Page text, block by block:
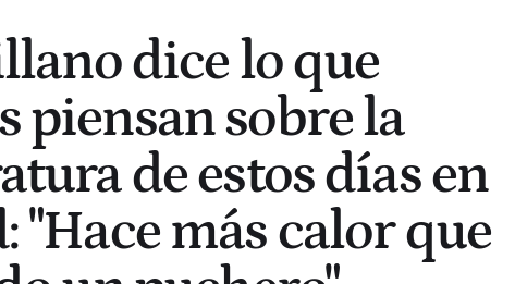
dice lo que
piensan sobre la
de estos días en
"Hace más calor que